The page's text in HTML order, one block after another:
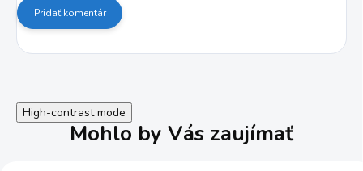
Pridať komentár
High-contrast mode
Mohlo by Vás zaujímať